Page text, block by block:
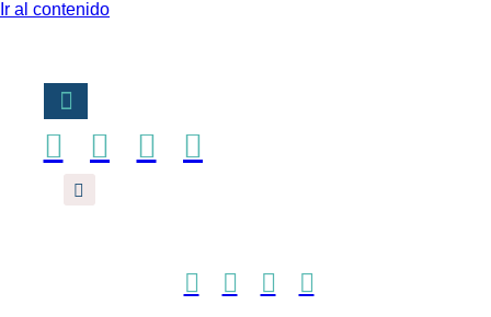
Ir al contenido